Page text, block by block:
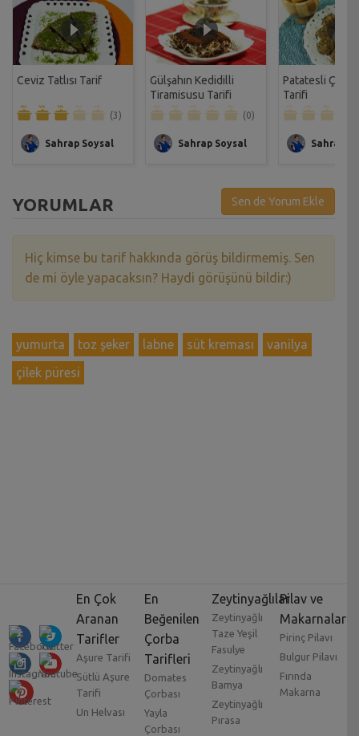
Ceviz Tatlısı Tarif
(3)
Sahrap Soysal
Gülşahın Kedidilli
Tiramisusu Tarifi
(0)
Sahrap Soysal
Patatesli Çıtır
Tarifi
Sahrap
YORUMLAR Sen de Yorum Ekle
Hiç kimse bu tarif hakkında görüş bildirmemiş. Sen
de mi öyle yapacaksın? Haydi görüşünü bildir:)
yumurta toz şeker labne süt kreması
vanilya
çilek püresi
En Çok
Aranan
Tarifler
Aşure Tarifi
Sütlü Aşure
Tarifi
Un Helvası
En
Beğenilen
Çorba
Tarifleri
Domates
Çorbası
Yayla
Çorbası
Zeytinyağlılar
Zeytinyağlı
Taze Yeşil
Fasulye
Zeytinyağlı
Bamya
Zeytinyağlı
Pırasa
Pilav ve
Makarnalar
Pirinç Pilavı
Bulgur Pilavı
Fırında
Makarna